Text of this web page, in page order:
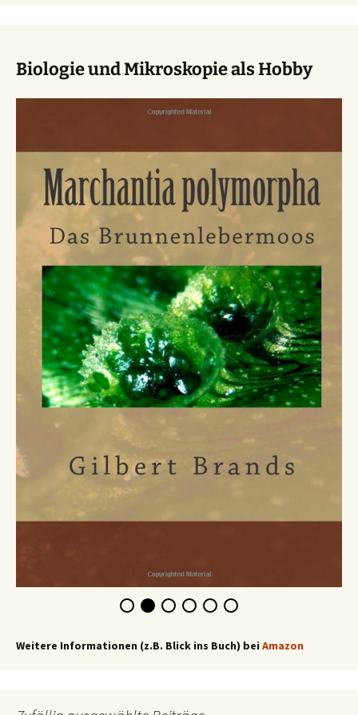
Biologie und Mikroskopie als Hobby
Weitere Informationen (z.B. Blick ins Buch) bei Amazon